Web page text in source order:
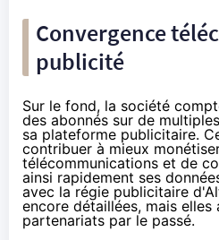
Convergence
publicité
Sur le fond, la société
des abonnés sur de
sa plateforme publicitaire.
contribuer à mieux
télécommunications et de
ainsi rapidement ses
avec la régie publicitaire
encore détaillées, mais elles
partenariats par le passé.